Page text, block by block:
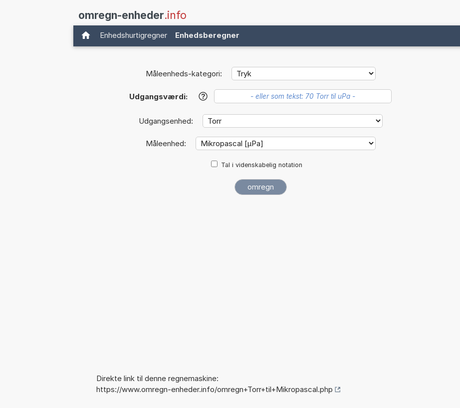
omregn-enheder.info
Enhedshurtigregner Enhedsberegner
Måleenheds-kategori:
Udgangsværdi: ?
Udgangsenhed:
Måleenhed:
Tal i videnskabelig notation
Direkte link til denne regnemaskine:
https://www.omregn-enheder.info/omregn+Torr+til+Mikropascal.php